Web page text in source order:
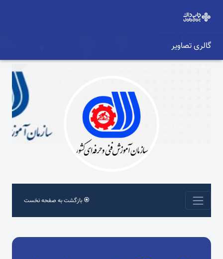
گالری تصاویر
بازگشت به صفحه نخست